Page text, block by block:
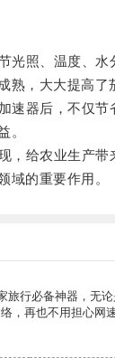
照、温度、水
熟，大大提高了
器后，不仅节
。
给农业生产带
域的重要作用。
旅行必备神器，无
，再也不用担心网速